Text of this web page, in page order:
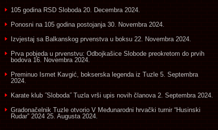
105 godina RSD Sloboda 20. Decembra 2024.
Ponosni na 105 godina postojanja 30. Novembra 2024.
Izvjestaj sa Balkanskog prvenstva u boksu 22. Novembra 2024.
Prva pobjeda u prvenstvu: Odbojkašice Slobode preokretom do prvih
bodova 16. Novembra 2024.
Preminuo Ismet Kavgić, bokserska legenda iz Tuzle 5. Septembra
2024.
Karate klub ˝Sloboda˝ Tuzla vrši upis novih članova 2. Septembra 2024.
Gradonačelnik Tuzle otvorio V Međunarodni hrvački turnir “Husinski
Rudar” 2024 25. Augusta 2024.